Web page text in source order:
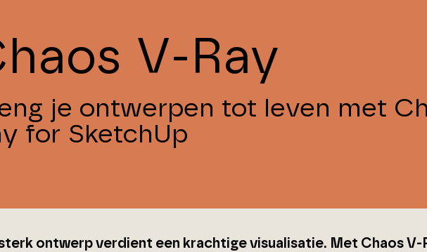
V-Ray
je ontwerpen tot leven met
for SketchUp
sterk ontwerp verdient een krachtige visualisatie. Met Chaos V-